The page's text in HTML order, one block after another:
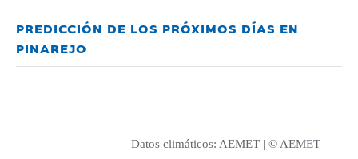
PREDICCIÓN DE LOS PRÓXIMOS DÍAS EN
PINAREJO
Datos climáticos: AEMET | © AEMET